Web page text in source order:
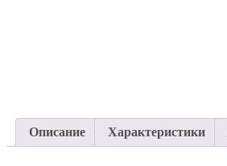
Описание Характеристики